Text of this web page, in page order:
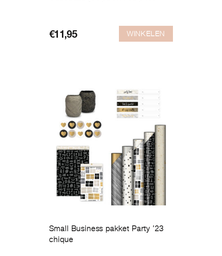
€11,95 WINKELEN
Small Business pakket Party ’23
chique